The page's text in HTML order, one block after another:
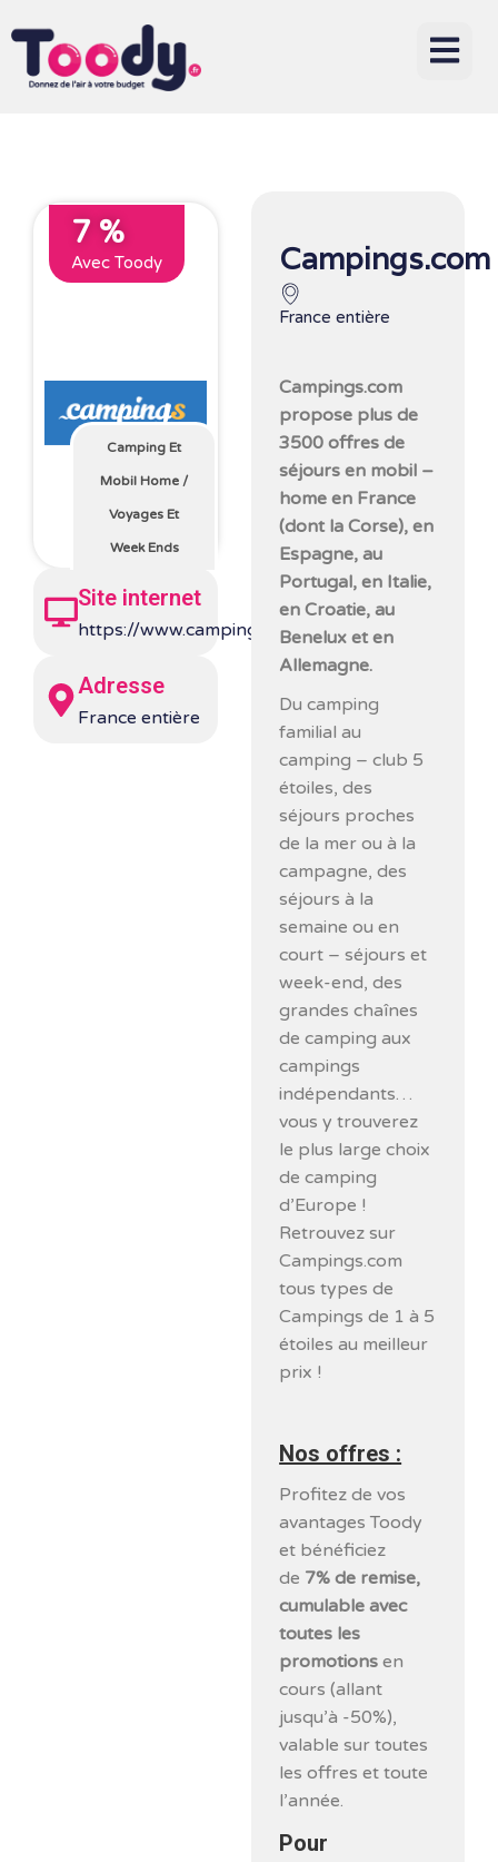
7 %
Avec Toody
Camping Et
Mobil Home /
Voyages Et
Week Ends
Site internet
https://www.campings.com/fr/
Adresse
France entière
Campings.com
France entière
Campings.com
propose plus de
3500 offres de
séjours en mobil –
home en France
(dont la Corse), en
Espagne, au
Portugal, en Italie,
en Croatie, au
Benelux et en
Allemagne.
Du camping
familial au
camping – club 5
étoiles, des
séjours proches
de la mer ou à la
campagne, des
séjours à la
semaine ou en
court – séjours et
week-end, des
grandes chaînes
de camping aux
campings
indépendants…
vous y trouverez
le plus large choix
de camping
d’Europe !
Retrouvez sur
Campings.com
tous types de
Campings de 1 à 5
étoiles au meilleur
prix !
Nos offres :
Profitez de vos
avantages Toody
et bénéficiez
de 7% de remise,
cumulable avec
toutes les
promotions en
cours (allant
jusqu’à -50%),
valable sur toutes
les offres et toute
l’année.
Pour